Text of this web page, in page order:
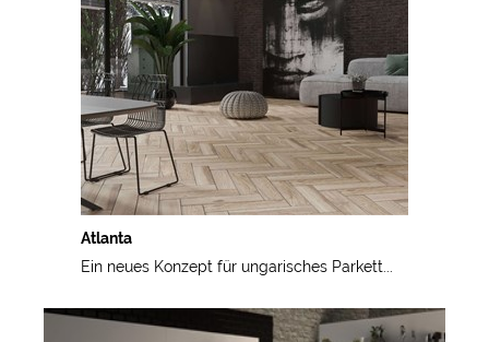
Atlanta
Ein neues Konzept für ungarisches Parkett...